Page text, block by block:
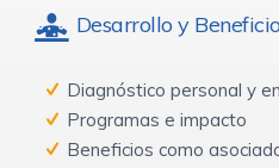
Desarrollo y
Diagnóstico personal y
Programas e impacto
Beneficios como